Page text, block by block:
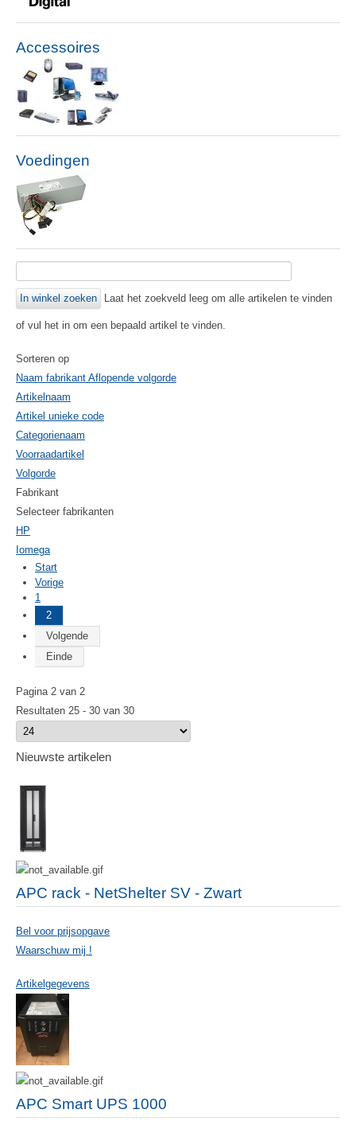
Accessoires
Voedingen
Laat het zoekveld leeg om alle artikelen te vinden
of vul het in om een bepaald artikel te vinden.
Sorteren op
Naam fabrikant Aflopende volgorde
Artikelnaam
Artikel unieke code
Categorienaam
Voorraadartikel
Volgorde
Fabrikant
Selecteer fabrikanten
HP
Iomega
Start
Vorige
1
2
Volgende
Einde
Pagina 2 van 2
Resultaten 25 - 30 van 30
Nieuwste artikelen
APC rack - NetShelter SV - Zwart
Bel voor prijsopgave
Waarschuw mij !
Artikelgegevens
APC Smart UPS 1000